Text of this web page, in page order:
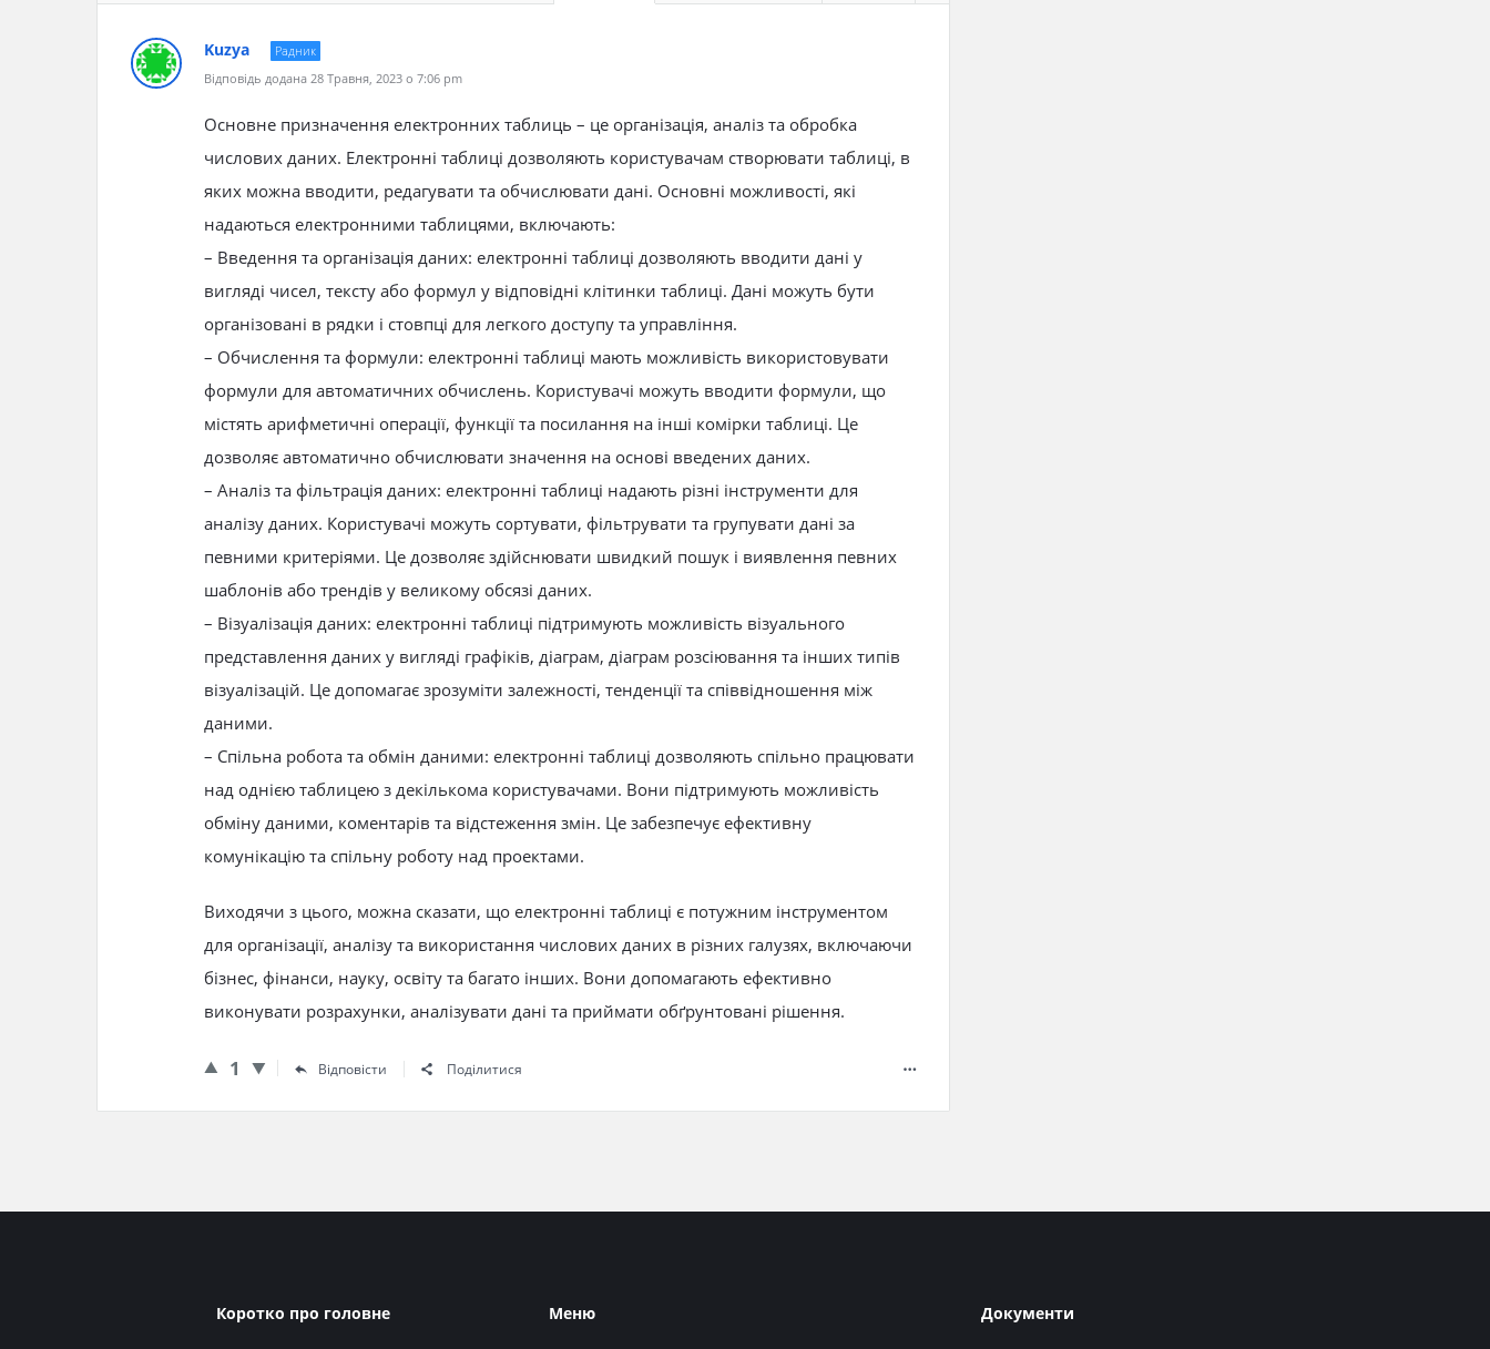
Kuzya
Радник
Відповідь додана 28 Травня, 2023 о 7:06 pm
Основне призначення електронних таблиць – це організація, аналіз та обробка
числових даних. Електронні таблиці дозволяють користувачам створювати таблиці, в
яких можна вводити, редагувати та обчислювати дані. Основні можливості, які
надаються електронними таблицями, включають:
– Введення та організація даних: електронні таблиці дозволяють вводити дані у
вигляді чисел, тексту або формул у відповідні клітинки таблиці. Дані можуть бути
організовані в рядки і стовпці для легкого доступу та управління.
– Обчислення та формули: електронні таблиці мають можливість використовувати
формули для автоматичних обчислень. Користувачі можуть вводити формули, що
містять арифметичні операції, функції та посилання на інші комірки таблиці. Це
дозволяє автоматично обчислювати значення на основі введених даних.
– Аналіз та фільтрація даних: електронні таблиці надають різні інструменти для
аналізу даних. Користувачі можуть сортувати, фільтрувати та групувати дані за
певними критеріями. Це дозволяє здійснювати швидкий пошук і виявлення певних
шаблонів або трендів у великому обсязі даних.
– Візуалізація даних: електронні таблиці підтримують можливість візуального
представлення даних у вигляді графіків, діаграм, діаграм розсіювання та інших типів
візуалізацій. Це допомагає зрозуміти залежності, тенденції та співвідношення між
даними.
– Спільна робота та обмін даними: електронні таблиці дозволяють спільно працювати
над однією таблицею з декількома користувачами. Вони підтримують можливість
обміну даними, коментарів та відстеження змін. Це забезпечує ефективну
комунікацію та спільну роботу над проектами.
Виходячи з цього, можна сказати, що електронні таблиці є потужним інструментом
для організації, аналізу та використання числових даних в різних галузях, включаючи
бізнес, фінанси, науку, освіту та багато інших. Вони допомагають ефективно
виконувати розрахунки, аналізувати дані та приймати обґрунтовані рішення.
1 Відповісти Поділитися
Коротко про головне Меню Документи